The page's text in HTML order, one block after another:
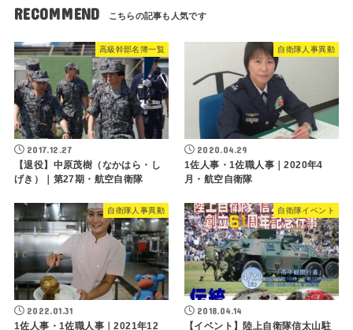
RECOMMEND
高級幹部名簿一覧
2017.12.27
【退役】中原茂樹（なかはら・し
げき）｜第27期・航空自衛隊
自衛隊人事異動
2020.04.29
1佐人事・1佐職人事｜2020年4
月・航空自衛隊
自衛隊人事異動
2022.01.31
1佐人事・1佐職人事｜2021年12
自衛隊イベント
2018.04.14
【イベント】陸上自衛隊信太山駐